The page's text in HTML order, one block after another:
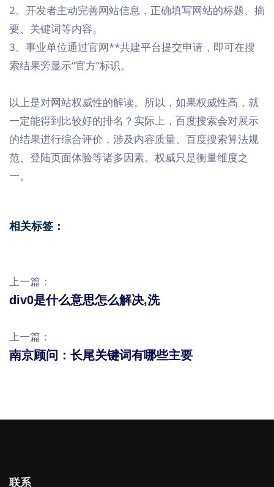
2。开发者主动完善网站信息，正确填写网站的标题、摘
要、关键词等内容。
3。事业单位通过官网**共建平台提交申请，即可在搜
索结果旁显示“官方”标识。
以上是对网站权威性的解读。所以，如果权威性高，就
一定能得到比较好的排名？实际上，百度搜索会对展示
的结果进行综合评价，涉及内容质量、百度搜索算法规
范、登陆页面体验等诸多因素。权威只是衡量维度之
一。
相关标签：
上一篇：
div0是什么意思怎么解决,洗
上一篇：
南京顾问：长尾关键词有哪些主要
联系